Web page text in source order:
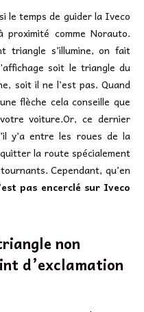
le temps de guider la Iveco
proximité comme Norauto.
triangle s’illumine, on fait
soit le triangle du
soit il ne l’est pas. Quand
flèche cela conseille que
voiture.Or, ce dernier
y’a entre les roues de la
la route spécialement
Cependant, qu’en
pas encerclé sur Iveco
non
d’exclamation